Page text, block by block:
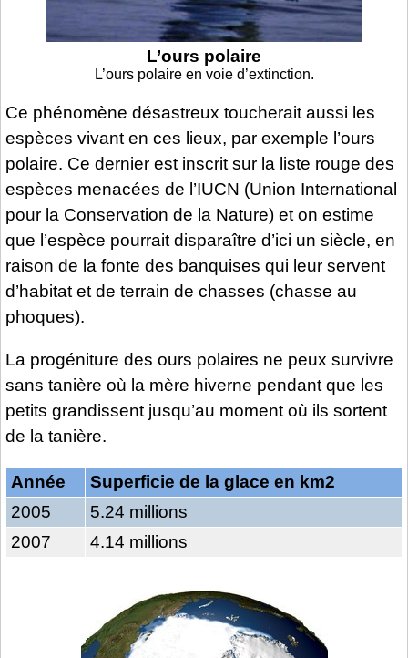
L’ours polaire
L’ours polaire en voie d’extinction.
Ce phénomène désastreux toucherait aussi les
espèces vivant en ces lieux, par exemple l’ours
polaire. Ce dernier est inscrit sur la liste rouge des
espèces menacées de l’IUCN (Union International
pour la Conservation de la Nature) et on estime
que l’espèce pourrait disparaître d’ici un siècle, en
raison de la fonte des banquises qui leur servent
d’habitat et de terrain de chasses (chasse au
phoques).
La progéniture des ours polaires ne peux survivre
sans tanière où la mère hiverne pendant que les
petits grandissent jusqu’au moment où ils sortent
de la tanière.
Année
Superficie de la glace en km2
2005
5.24 millions
2007
4.14 millions